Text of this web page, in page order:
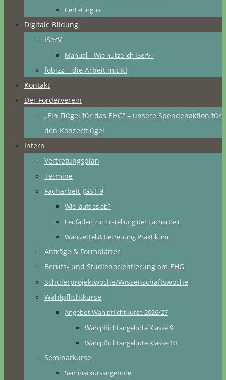
Certi-Lingua
Digitale Bildung
ISerV
Manual – Wie nutze ich ISerV?
fobizz – die Arbeit mit KI
Kontakt
Der Förderverein
„Ein Flügel für das EHG“ – unsere Spendenaktion für
den Konzertflügel
Intern
Vertretungsplan
Termine
Facharbeit JGST 9
Wie läuft es ab?
Leitfaden zur Erstellung der Facharbeit
Wahlzettel & Betreuung Praktikum
Anträge & Formblätter
Berufs- und Studienorientierung am EHG
Schülerprojektwoche/Wissenschaftswoche
Wahlpflichtkurse
Angebot Wahlpflichtkurse 2026/27
Wahlpflichtangebote Klasse 9
Wahlpflichtangebote Klasse 10
Seminarkurse
Seminarkursangebote